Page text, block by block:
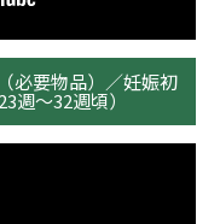
CH
必要物品）／妊娠初
週～32週頃）